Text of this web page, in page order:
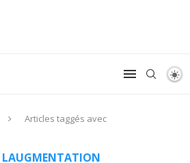
Articles taggés avec
LAUGMENTATION